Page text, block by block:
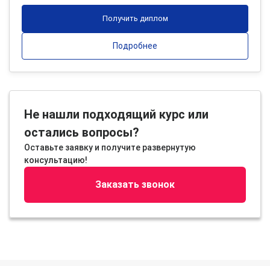
Получить диплом
Подробнее
Не нашли подходящий курс или
остались вопросы?
Оставьте заявку и получите развернутую
консультацию!
Заказать звонок